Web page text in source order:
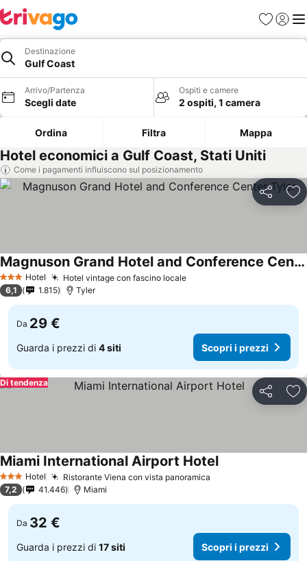
PreferitiAccedi
Destinazione
Gulf Coast
Arrivo/Partenza
Scegli date
Ospiti e camere
2 ospiti, 1 camera
Ordina Filtra Mappa
Hotel economici a Gulf Coast, Stati Uniti
Come i pagamenti influiscono sul posizionamento
Condividi
3 StelleHotel Hotel vintage con fascino locale
Magnuson Grand Hotel and Conference Center Tyler
6,1 1.815 Tyler
Da 29 €
Guarda i prezzi di 4 siti Scopri i prezzi
Condividi
Di tendenza
3 StelleHotel Ristorante Viena con vista panoramica
Miami International Airport Hotel
7,2 41.446 Miami
Da 32 €
Guarda i prezzi di 17 siti Scopri i prezzi